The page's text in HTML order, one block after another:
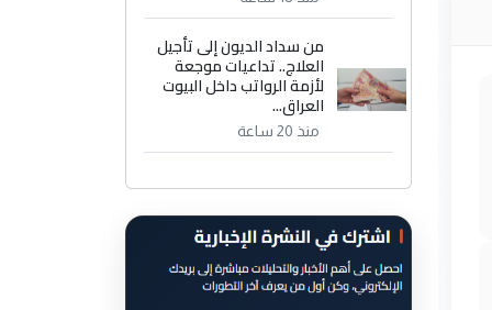
من سداد الديون إلى تأجيل
العلاج.. تداعيات موجعة
لأزمة الرواتب داخل البيوت
العراق...
منذ 20 ساعة